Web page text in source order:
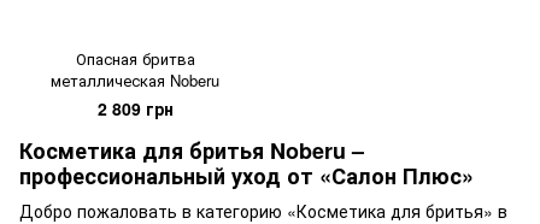
Опасная бритва
металлическая Noberu
2 809 грн
Косметика для бритья Noberu –
профессиональный уход от «Салон Плюс»
Добро пожаловать в категорию «Косметика для бритья» в